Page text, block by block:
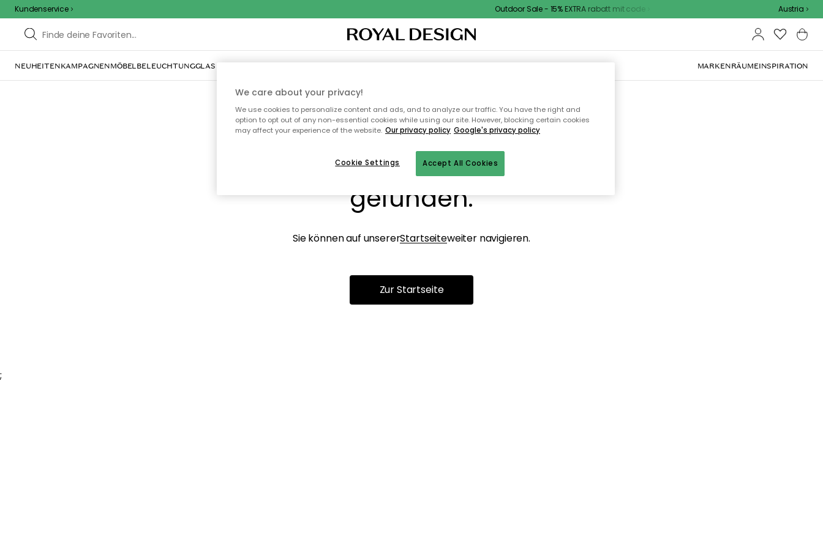
Kundenservice Outdoor Sale - 15% EXTRA rabatt mit code Austria
NEUHEITENKAMPAGNENMÖBELBELEUCHTUNGGLAS & GESCHIRRINNENEINRICHTUNGTEXTILIEN & TEPPICHEKÜCHEAUFBEWAHRUNGOUTDOOR-MÖBEL MARKENRÄUMEINSPIRATION
Ooops, die Seite wurde nicht
gefunden.
Sie können auf unsererStartseiteweiter navigieren.
Zur Startseite
;
We care about your privacy!
We use cookies to personalize content and ads, and to analyze our traffic. You have the right and
option to opt out of any non-essential cookies while using our site. However, blocking certain cookies
may affect your experience of the website. Our privacy policy Google's privacy policy
Accept All Cookies
Cookie Settings